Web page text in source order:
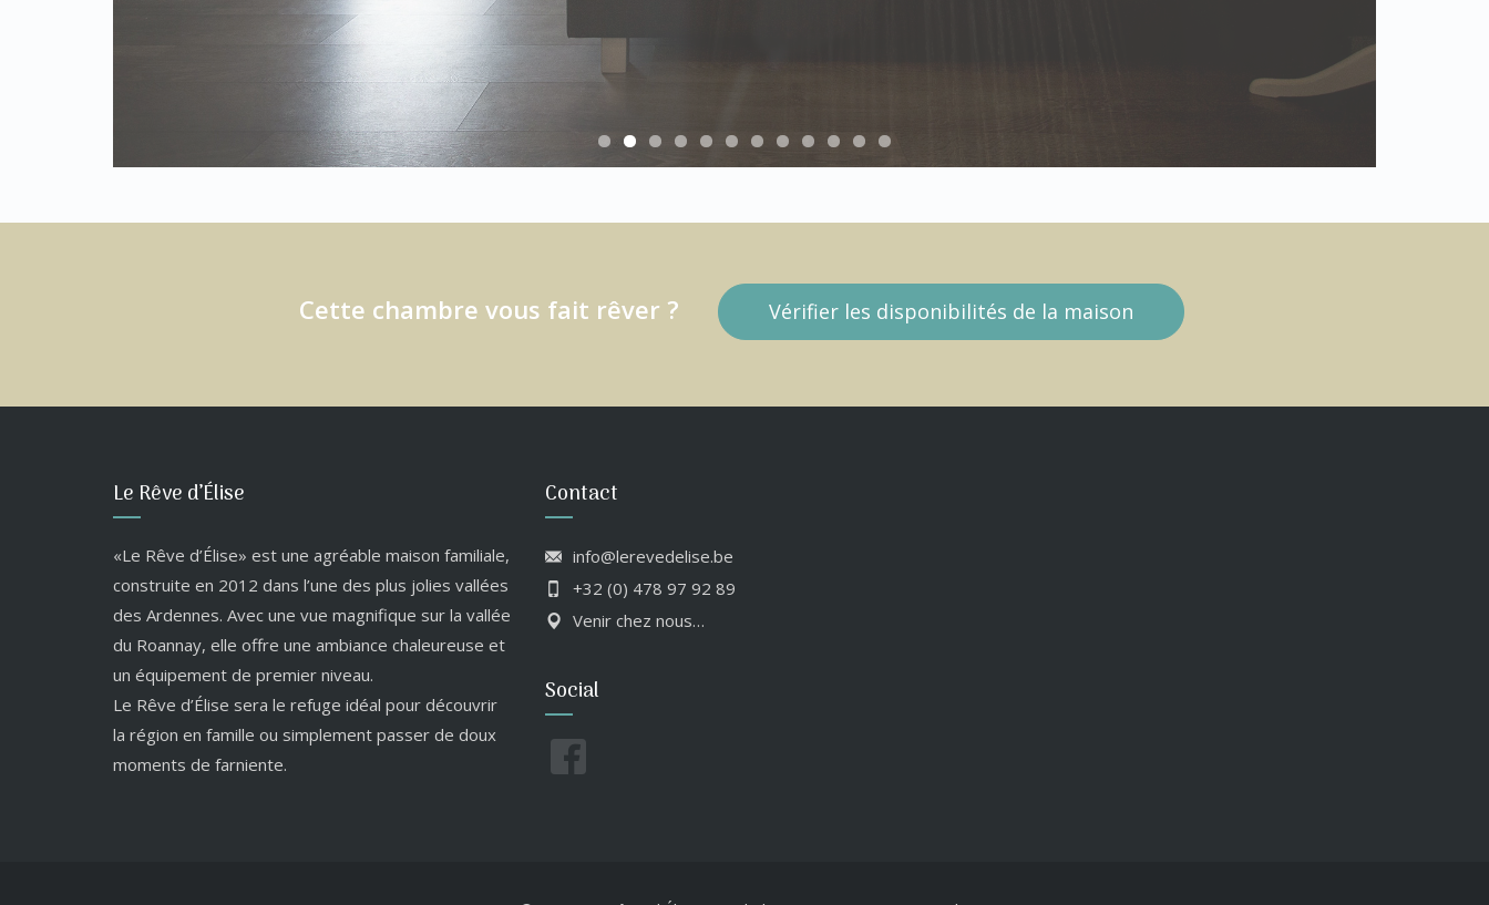
Cette chambre vous fait rêver ? Vérifier les disponibilités de la maison
Le Rêve d’Élise
«Le Rêve d’Élise» est une agréable maison familiale,
construite en 2012 dans l’une des plus jolies vallées
des Ardennes. Avec une vue magnifique sur la vallée
du Roannay, elle offre une ambiance chaleureuse et
un équipement de premier niveau.
Le Rêve d’Élise sera le refuge idéal pour découvrir
la région en famille ou simplement passer de doux
moments de farniente.
Contact
info@lerevedelise.be
+32 (0) 478 97 92 89
Venir chez nous…
Social